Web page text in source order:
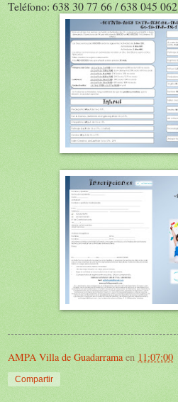
Teléfono: 638 30 77 66 / 638 045 062
AMPA Villa de Guadarrama en 11:07:00
Compartir